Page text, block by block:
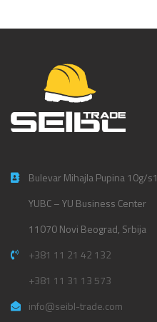
Bulevar Mihajla Pupina 10g/s1
YUBC – YU Business Center
11070 Novi Beograd, Srbija
+381 11 21 42 132
+381 11 31 13 573
info@seibl-trade.com